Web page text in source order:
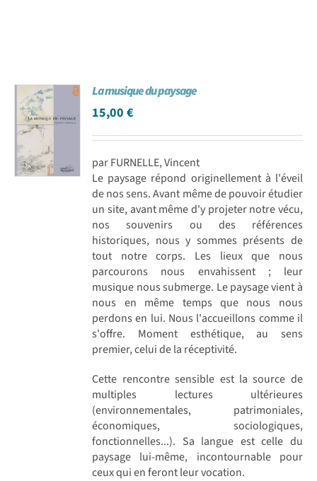
La musique du paysage
15,00€
par FURNELLE, Vincent
Le paysage répond originellement à l'éveil
de nos sens. Avant même de pouvoir étudier
un site, avant même d'y projeter notre vécu,
nos souvenirs ou des références
historiques, nous y sommes présents de
tout notre corps. Les lieux que nous
parcourons nous envahissent ; leur
musique nous submerge. Le paysage vient à
nous en même temps que nous nous
perdons en lui. Nous l'accueillons comme il
s'offre. Moment esthétique, au sens
premier, celui de la réceptivité.
Cette rencontre sensible est la source de
multiples lectures ultérieures
(environnementales, patrimoniales,
économiques, sociologiques,
fonctionnelles...). Sa langue est celle du
paysage lui-même, incontournable pour
ceux qui en feront leur vocation.